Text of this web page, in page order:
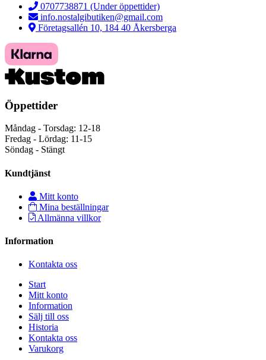
0707738871 (Under öppettider)
info.nostalgibutiken@gmail.com
Företagsallén 10, 184 40 Åkersberga
Öppettider
Måndag - Torsdag: 12-18
Fredag - Lördag: 11-15
Söndag - Stängt
Kundtjänst
Mitt konto
Mina beställningar
Allmänna villkor
Information
Kontakta oss
Start
Mitt konto
Information
Sälj till oss
Historia
Kontakta oss
Varukorg